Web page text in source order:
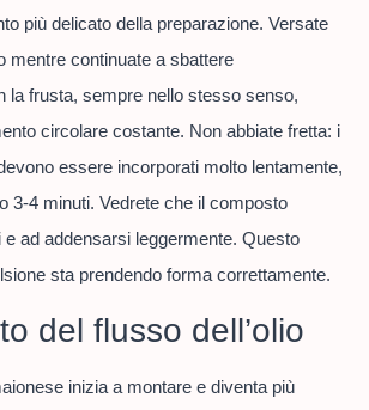
più delicato della preparazione. Versate
mentre continuate a sbattere
la frusta, sempre nello stesso senso,
circolare costante. Non abbiate fretta: i
essere incorporati molto lentamente,
3-4 minuti. Vedrete che il composto
ad addensarsi leggermente. Questo
sta prendendo forma correttamente.
del flusso dell’olio
inizia a montare e diventa più